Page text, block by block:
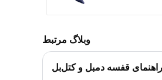
وبلاگ مرتبط
راهنمای قفسه دمبل و کتل‌بل